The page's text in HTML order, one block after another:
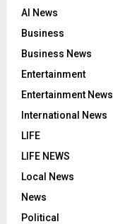
AI News
Business
Business News
Entertainment
Entertainment News
International News
LIFE
LIFE NEWS
Local News
News
Political